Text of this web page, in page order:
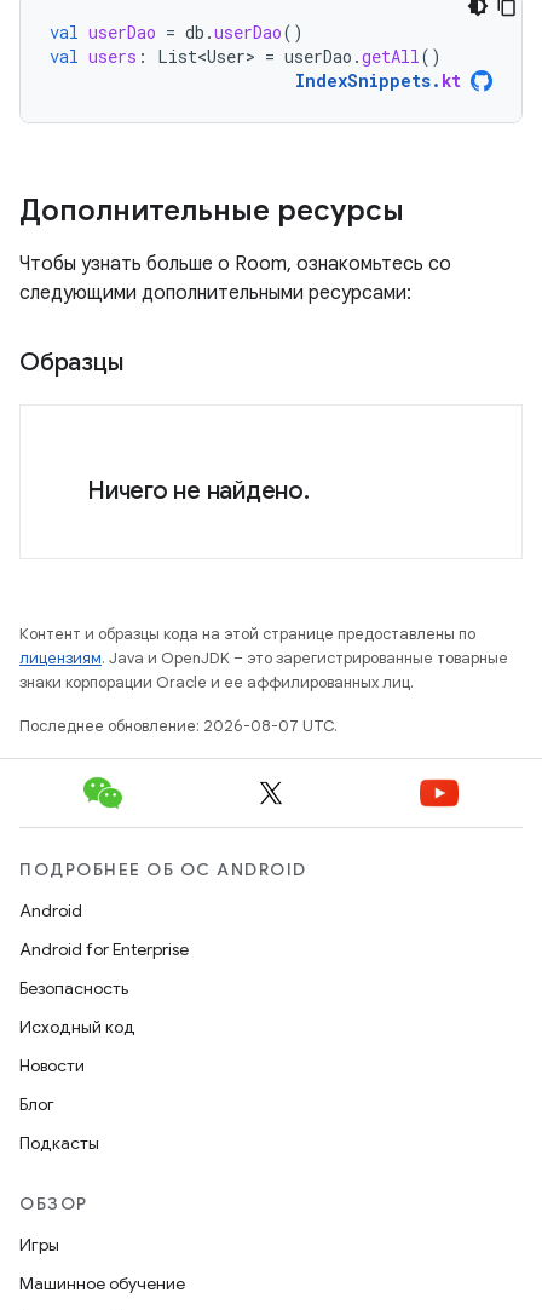
val userDao = db .userDao()
val users : List<User> = userDao .getAll ()
IndexSnippets. kt
Дополнительные ресурсы
Чтобы узнать больше о Room, ознакомьтесь со
следующими дополнительными ресурсами:
Образцы
Ничего не найдено.
Контент и образцы кода на этой странице предоставлены по
лицензиям. Java и OpenJDK – это зарегистрированные товарные
знаки корпорации Oracle и ее аффилированных лиц.
Последнее обновление: 2026-08-07 UTC.
ПОДРОБНЕЕ ОБ ОС ANDROID
Android
Android for Enterprise
Безопасность
Исходный код
Новости
Блог
Подкасты
ОБЗОР
Игры
Машинное обучение